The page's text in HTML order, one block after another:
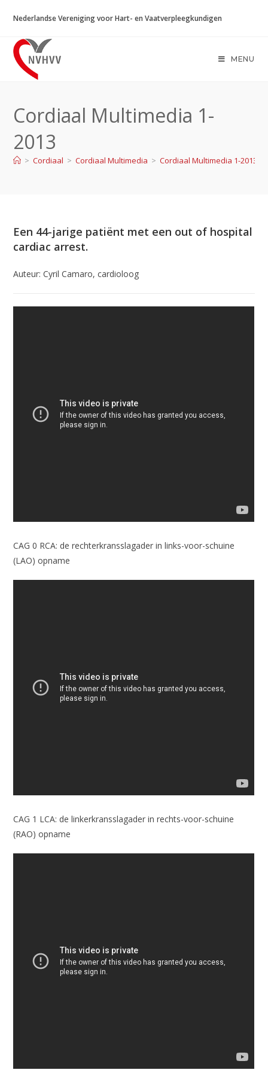
naar
inhoud
Nederlandse Vereniging voor Hart- en Vaatverpleegkundigen
MENU
Cordiaal Multimedia 1-
2013
> Cordiaal > Cordiaal Multimedia > Cordiaal Multimedia 1-2013
Een 44-jarige patiënt met een out of hospital
cardiac arrest.
Auteur: Cyril Camaro, cardioloog
CAG 0 RCA: de rechterkransslagader in links-voor-schuine
(LAO) opname
CAG 1 LCA: de linkerkransslagader in rechts-voor-schuine
(RAO) opname